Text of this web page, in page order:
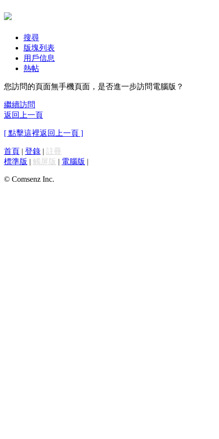
搜尋
版塊列表
用戶信息
熱帖
您訪問的頁面無手機頁面，是否進一步訪問電腦版？
繼續訪問
返回上一頁
[ 點擊這裡返回上一頁 ]
首頁 | 登錄 | 註冊
標準版 | 觸屏版 | 電腦版 |
© Comsenz Inc.